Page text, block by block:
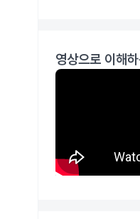
영상으로 이해